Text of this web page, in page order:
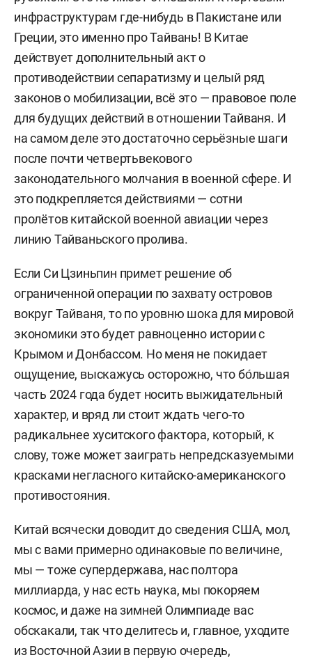
инфраструктурам где-нибудь в Пакистане или
Греции, это именно про Тайвань! В Китае
действует дополнительный акт о
противодействии сепаратизму и целый ряд
законов о мобилизации, всё это — правовое поле
для будущих действий в отношении Тайваня. И
на самом деле это достаточно серьёзные шаги
после почти четвертьвекового
законодательного молчания в военной сфере. И
это подкрепляется действиями — сотни
пролётов китайской военной авиации через
линию Тайваньского пролива.
Если Си Цзиньпин примет решение об
ограниченной операции по захвату островов
вокруг Тайваня, то по уровню шока для мировой
экономики это будет равноценно истории с
Крымом и Донбассом. Но меня не покидает
ощущение, выскажусь осторожно, что бо́льшая
часть 2024 года будет носить выжидательный
характер, и вряд ли стоит ждать чего-то
радикальнее хуситского фактора, который, к
слову, тоже может заиграть непредсказуемыми
красками негласного китайско-американского
противостояния.
Китай всячески доводит до сведения США, мол,
мы с вами примерно одинаковые по величине,
мы — тоже супердержава, нас полтора
миллиарда, у нас есть наука, мы покоряем
космос, и даже на зимней Олимпиаде вас
обскакали, так что делитесь и, главное, уходите
из Восточной Азии в первую очередь,